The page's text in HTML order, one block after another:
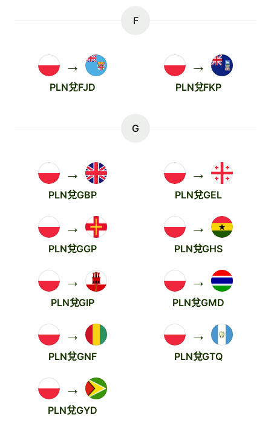
F
→
PLN兌FJD
→
PLN兌FKP
G
→
PLN兌GBP
→
PLN兌GEL
→
PLN兌GGP
→
PLN兌GHS
→
PLN兌GIP
→
PLN兌GMD
→
PLN兌GNF
→
PLN兌GTQ
→
PLN兌GYD